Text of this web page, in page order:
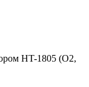
HT-1805 (O2,